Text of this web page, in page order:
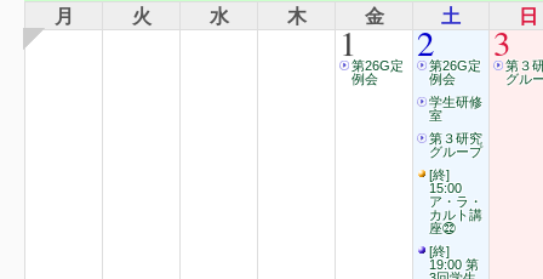
月 火 水 木 金 土 日
1第26G定
例会
2第26G定
例会
学生研修
室
第３研究
グループ
[終]
15:00
ア・ラ・
カルト講
座㉒
[終]
19:00 第
3第３
グル